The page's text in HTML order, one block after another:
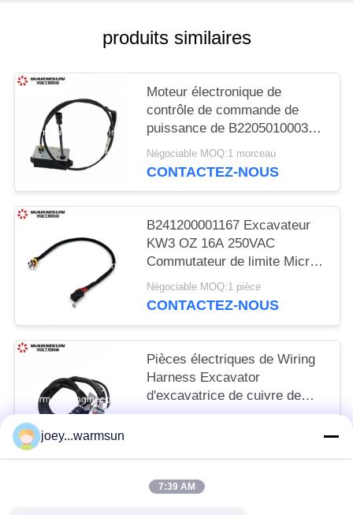
produits similaires
Moteur électronique de
contrôle de commande de
puissance de B220501000347
Z0.04-24-1.5
Négociable MOQ:1 morceau
CONTACTEZ-NOUS
B241200001167 Excavateur
KW3 OZ 16A 250VAC
Commutateur de limite Micro
Commutateur Pour SANY
Négociable MOQ:1 pièce
CONTACTEZ-NOUS
Pièces électriques de Wiring
Harness Excavator
d'excavatrice de cuivre de
DC30V
joey...warmsun
7:39 AM